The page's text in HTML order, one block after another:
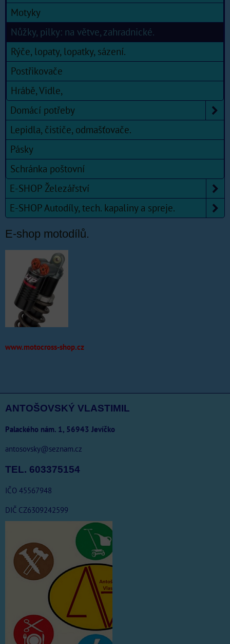
Motyky
Nůžky, pilky: na větve, zahradnické.
Rýče, lopaty, lopatky, sázení.
Postřikovače
Hrábě, Vidle,
Domácí potřeby
Lepidla, čističe, odmašťovače.
Pásky
Schránka poštovní
E-SHOP Železářství
E-SHOP Autodíly, tech. kapaliny a spreje.
E-shop motodílů.
www.motocross-shop.cz
ANTOŠOVSKÝ VLASTIMIL
Palackého nám. 1, 56943 Jevíčko
antosovsky@seznam.cz
TEL. 603375154
IČO 45567948
DIČ CZ6309242599